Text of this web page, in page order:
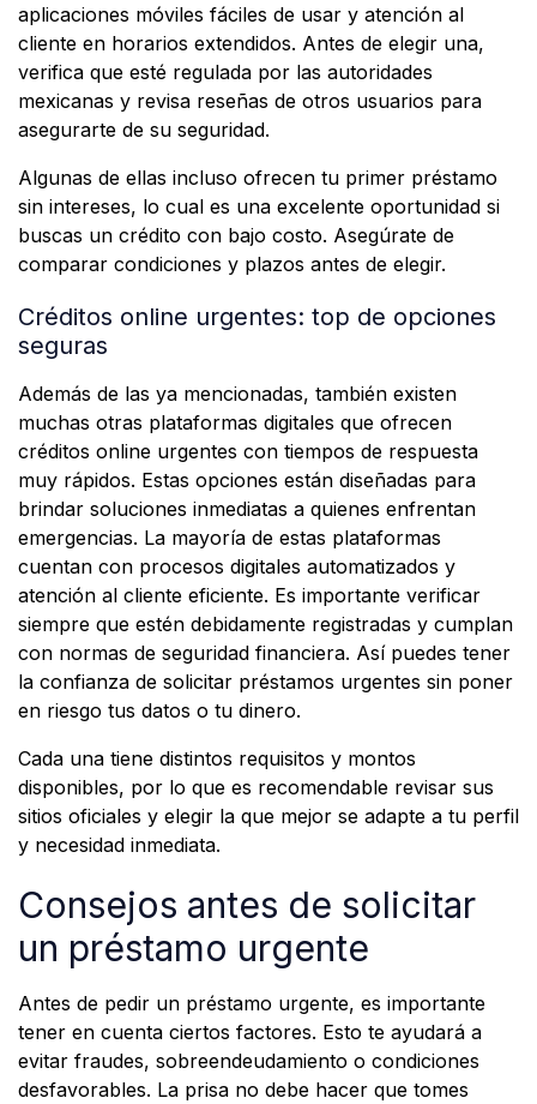
aplicaciones móviles fáciles de usar y atención al
cliente en horarios extendidos. Antes de elegir una,
verifica que esté regulada por las autoridades
mexicanas y revisa reseñas de otros usuarios para
asegurarte de su seguridad.
Algunas de ellas incluso ofrecen tu primer préstamo
sin intereses, lo cual es una excelente oportunidad si
buscas un crédito con bajo costo. Asegúrate de
comparar condiciones y plazos antes de elegir.
Créditos online urgentes: top de opciones
seguras
Además de las ya mencionadas, también existen
muchas otras plataformas digitales que ofrecen
créditos online urgentes con tiempos de respuesta
muy rápidos. Estas opciones están diseñadas para
brindar soluciones inmediatas a quienes enfrentan
emergencias. La mayoría de estas plataformas
cuentan con procesos digitales automatizados y
atención al cliente eficiente. Es importante verificar
siempre que estén debidamente registradas y cumplan
con normas de seguridad financiera. Así puedes tener
la confianza de solicitar préstamos urgentes sin poner
en riesgo tus datos o tu dinero.
Cada una tiene distintos requisitos y montos
disponibles, por lo que es recomendable revisar sus
sitios oficiales y elegir la que mejor se adapte a tu perfil
y necesidad inmediata.
Consejos antes de solicitar
un préstamo urgente
Antes de pedir un préstamo urgente, es importante
tener en cuenta ciertos factores. Esto te ayudará a
evitar fraudes, sobreendeudamiento o condiciones
desfavorables. La prisa no debe hacer que tomes